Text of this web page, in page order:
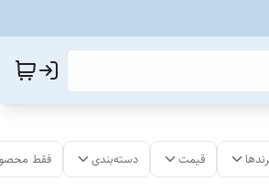
قیمت دسته‌بندی فقط